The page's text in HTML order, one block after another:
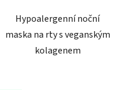
Hypoalergenní noční
maska na rty s veganským
kolagenem